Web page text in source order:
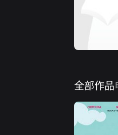
全部作品